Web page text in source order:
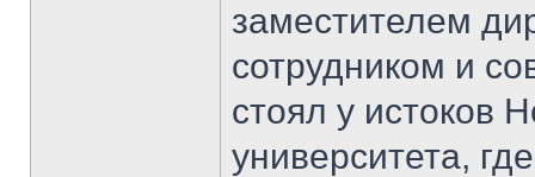
заместителем
сотрудником и
стоял у истоков
университета,